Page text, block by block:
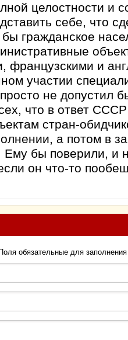
целостности и
себе, что
гражданское
французскими и
участии
не допустил
что в ответ
стран-
а потом в
Ему бы поверили, и
он что-то
обязательные для